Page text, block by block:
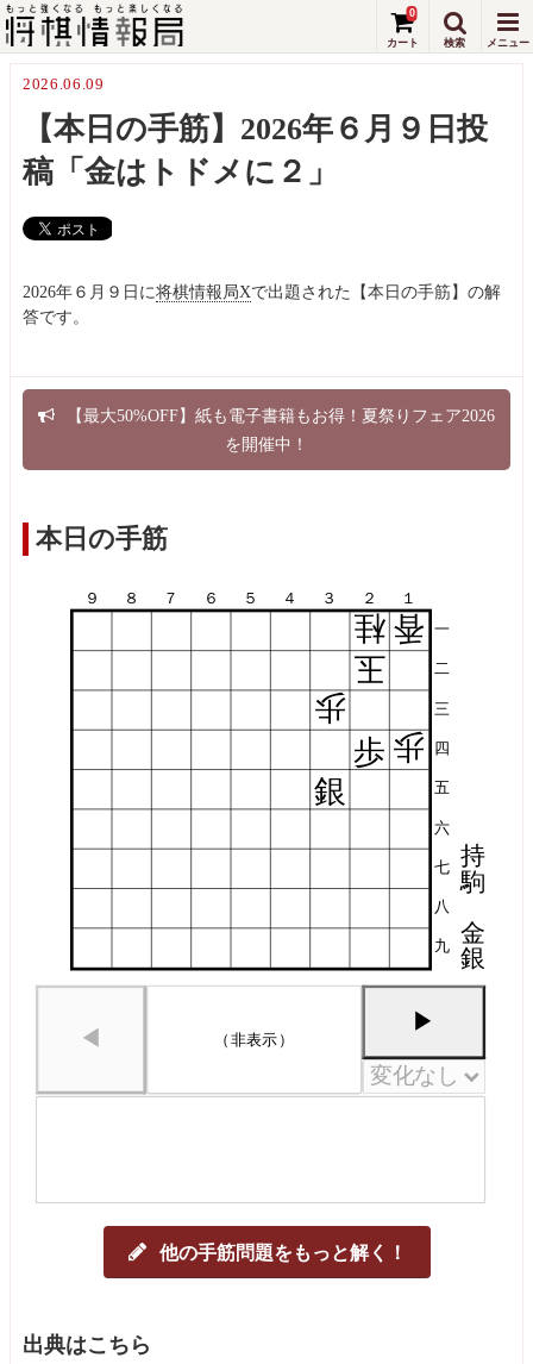
0
2026.06.09
【本日の手筋】2026年６月９日投
稿「金はトドメに２」
2026年６月９日に将棋情報局Xで出題された【本日の手筋】の解
答です。
【最大50%OFF】紙も電子書籍もお得！夏祭りフェア2026
を開催中！
本日の手筋
９
一
８
二
７
三
６
四
５
五
４
六
３
七
２
八
１
九
桂 香
玉
歩
歩 歩
銀
銀
金
駒
持
◀ （非表示）
▶
他の手筋問題をもっと解く！
出典はこちら